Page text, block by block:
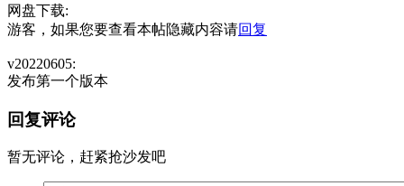
网盘下载:
游客，如果您要查看本帖隐藏内容请回复
v20220605:
发布第一个版本
回复评论
暂无评论，赶紧抢沙发吧